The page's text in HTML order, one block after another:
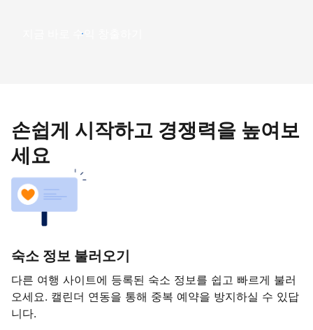
지금 바로 수익 창출하기
손쉽게 시작하고 경쟁력을 높여보
세요
숙소 정보 불러오기
다른 여행 사이트에 등록된 숙소 정보를 쉽고 빠르게 불러
오세요. 캘린더 연동을 통해 중복 예약을 방지하실 수 있답
니다.